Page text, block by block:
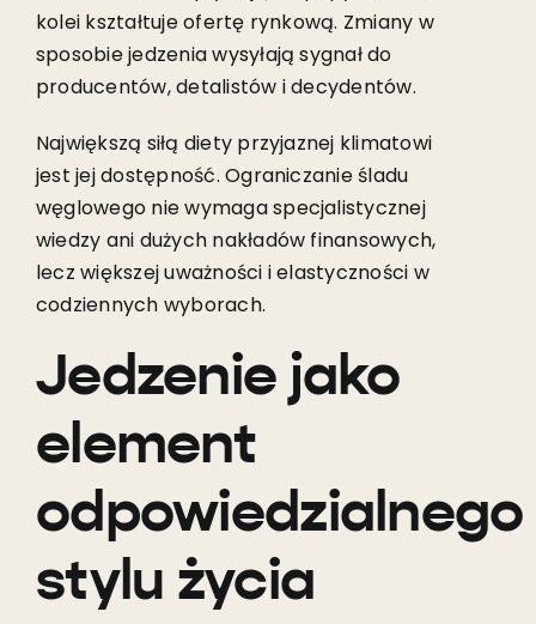
kolei kształtuje ofertę rynkową. Zmiany w
sposobie jedzenia wysyłają sygnał do
producentów, detalistów i decydentów.
Największą siłą diety przyjaznej klimatowi
jest jej dostępność. Ograniczanie śladu
węglowego nie wymaga specjalistycznej
wiedzy ani dużych nakładów finansowych,
lecz większej uważności i elastyczności w
codziennych wyborach.
Jedzenie jako
element
odpowiedzialnego
stylu życia